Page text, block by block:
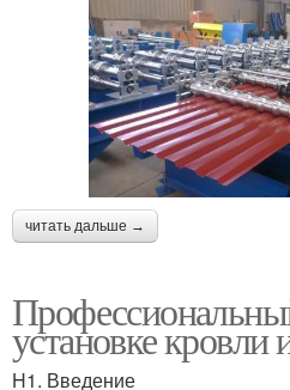
читать дальше →
установке кровли
H1. Введение